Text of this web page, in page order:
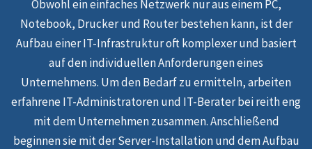
Obwohl ein einfaches Netzwerk nur aus einem PC,
Notebook, Drucker und Router bestehen kann, ist der
Aufbau einer IT-Infrastruktur oft komplexer und basiert
auf den individuellen Anforderungen eines
Unternehmens. Um den Bedarf zu ermitteln, arbeiten
erfahrene IT-Administratoren und IT-Berater bei reith eng
mit dem Unternehmen zusammen. Anschließend
beginnen sie mit der Server-Installation und dem Aufbau